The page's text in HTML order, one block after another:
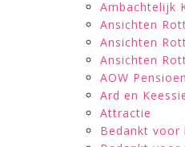
Ambachtelijk
Ansichten
Ansichten
Ansichten
AOW Pensioen
Ard en
Attractie
Bedankt voor